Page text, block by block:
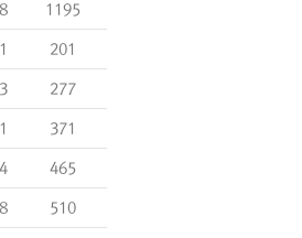
1195
201
277
371
465
510